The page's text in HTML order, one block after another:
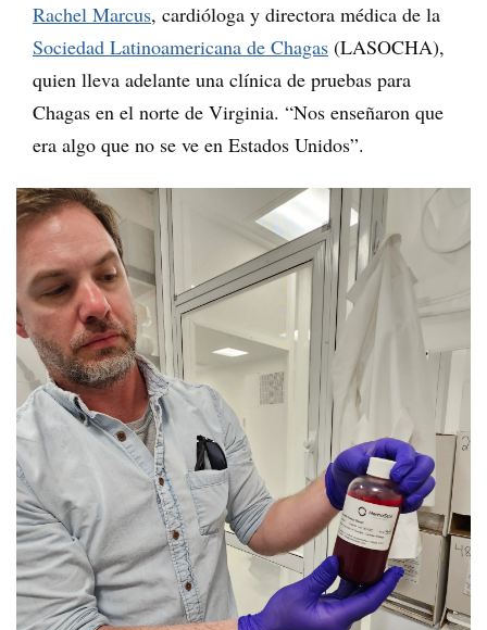
Rachel Marcus, cardióloga y directora médica de la
Sociedad Latinoamericana de Chagas (LASOCHA),
quien lleva adelante una clínica de pruebas para
Chagas en el norte de Virginia. “Nos enseñaron que
era algo que no se ve en Estados Unidos”.